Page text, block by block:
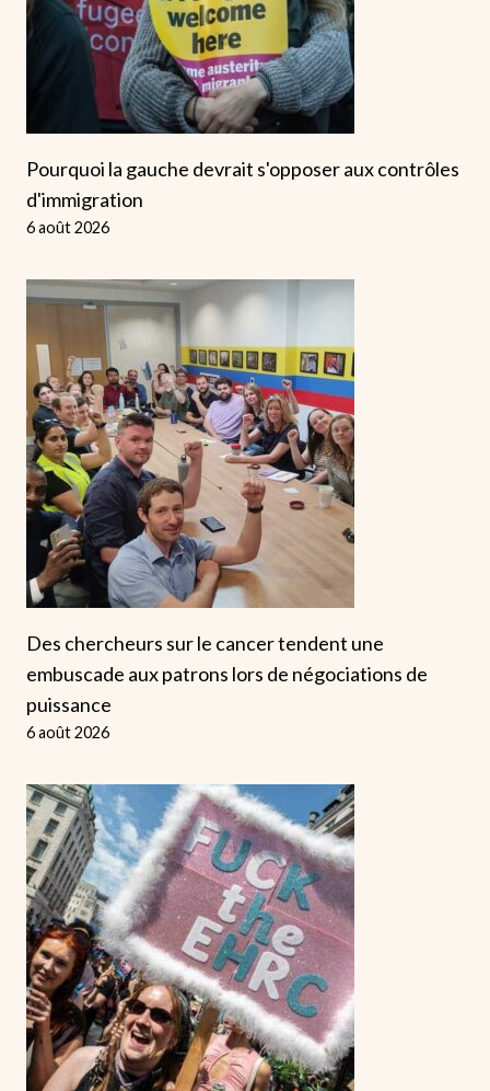
Pourquoi la gauche devrait s'opposer aux contrôles
d'immigration
6 août 2026
Des chercheurs sur le cancer tendent une
embuscade aux patrons lors de négociations de
puissance
6 août 2026